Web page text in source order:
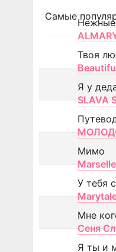
Самые
Твоя
Я у
SLAVA
Мимо
Marselle
У тебя
Мне
Сеня
Я ты и